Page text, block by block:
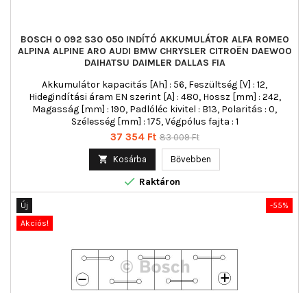
BOSCH 0 092 S30 050 INDÍTÓ AKKUMULÁTOR ALFA ROMEO
ALPINA ALPINE ARO AUDI BMW CHRYSLER CITROËN DAEWOO
DAIHATSU DAIMLER DALLAS FIA
Akkumulátor kapacitás [Ah] : 56, Feszültség [V] : 12,
Hidegindítási áram EN szerint [A] : 480, Hossz [mm] : 242,
Magasság [mm] : 190, Padlóléc kivitel : B13, Polaritás : 0,
Szélesség [mm] : 175, Végpólus fajta : 1
Ár
37 354 Ft Normál
83 009 Ft
 Kosárba Bővebben
 Raktáron
-55%
Új
Akciós!